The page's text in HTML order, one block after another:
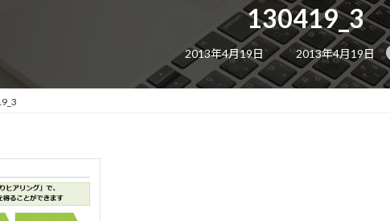
130419_3
2013年4月19日
最
終
更
新
日
2013年4月19日